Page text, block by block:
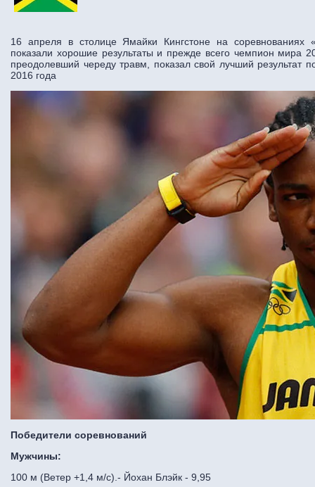
16 апреля в столице Ямайки Кингстоне на
показали хорошие результаты и прежде всего чемпион мира
преодолевший череду травм, показал свой лучший результат
2016 года
Победители соревнований
Мужчины:
100 м (Ветер +1,4 м/с).- Йохан Блэйк - 9,95